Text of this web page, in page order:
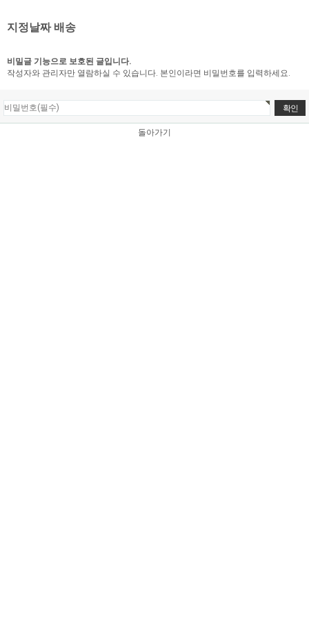
지정날짜 배송
비밀글 기능으로 보호된 글입니다.
작성자와 관리자만 열람하실 수 있습니다. 본인이라면 비밀번호를 입력하세요.
돌아가기